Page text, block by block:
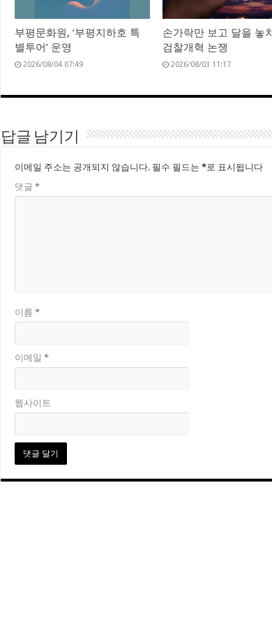
부평문화원, ‘부평지하호 특
별투어’ 운영
2026/08/04 07:49
손가락만 보고 달을 놓
검찰개혁 논쟁
2026/08/03 11:17
답글 남기기
이메일 주소는 공개되지 않습니다. 필수 필드는 *로 표시됩니다
댓글 *
이름 *
이메일 *
웹사이트